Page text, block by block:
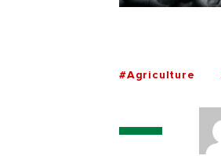
#Agriculture